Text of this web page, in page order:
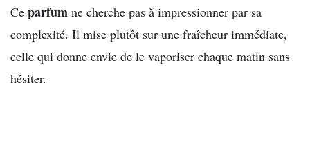
Ce parfum ne cherche pas à impressionner par sa
complexité. Il mise plutôt sur une fraîcheur immédiate,
celle qui donne envie de le vaporiser chaque matin sans
hésiter.